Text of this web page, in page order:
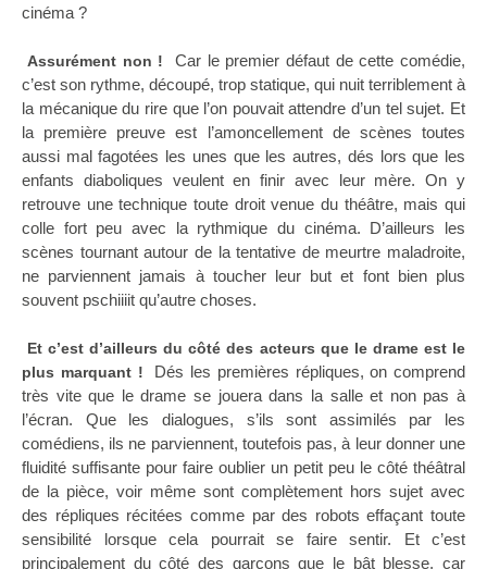
cinéma ?
Assurément non !
Car le premier défaut de cette comédie,
c’est son rythme, découpé, trop statique, qui nuit terriblement à
la mécanique du rire que l’on pouvait attendre d’un tel sujet. Et
la première preuve est l’amoncellement de scènes toutes
aussi mal fagotées les unes que les autres, dés lors que les
enfants diaboliques veulent en finir avec leur mère. On y
retrouve une technique toute droit venue du théâtre, mais qui
colle fort peu avec la rythmique du cinéma. D’ailleurs les
scènes tournant autour de la tentative de meurtre maladroite,
ne parviennent jamais à toucher leur but et font bien plus
souvent pschiiiit qu’autre choses.
Et c’est d’ailleurs du côté des acteurs que le drame est le
plus marquant !
Dés les premières répliques, on comprend
très vite que le drame se jouera dans la salle et non pas à
l’écran. Que les dialogues, s’ils sont assimilés par les
comédiens, ils ne parviennent, toutefois pas, à leur donner une
fluidité suffisante pour faire oublier un petit peu le côté théâtral
de la pièce, voir même sont complètement hors sujet avec
des répliques récitées comme par des robots effaçant toute
sensibilité lorsque cela pourrait se faire sentir. Et c’est
principalement du côté des garçons que le bât blesse, car